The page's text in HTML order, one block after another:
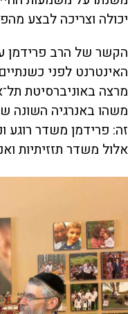
יכולה וצריכה לבצע
הקשר של הרב פרידמן
האינטרנט לפני
מרצה באוניברסיטת
משהו באנרגיה השונה
זה: פרידמן משדר רוגע
אלול משדר תזזיתיות